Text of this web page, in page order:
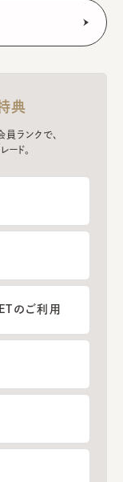
典
ランクで、
ド。
のご利用